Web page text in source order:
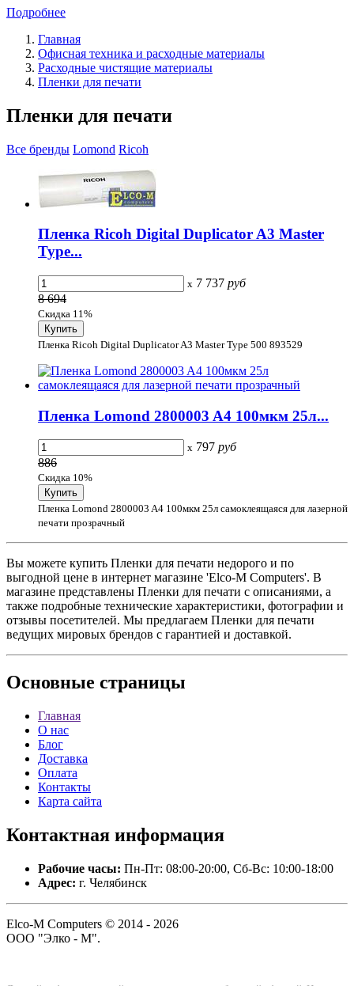
Подробнее
Главная
Офисная техника и расходные материалы
Расходные чистящие материалы
Пленки для печати
Пленки для печати
Все бренды Lomond Ricoh
Пленка Ricoh Digital Duplicator A3 Master
Type...
x 7 737 руб
8 694
Скидка 11%
Пленка Ricoh Digital Duplicator A3 Master Type 500 893529
Пленка Lomond 2800003 A4 100мкм 25л...
x 797 руб
886
Скидка 10%
Пленка Lomond 2800003 A4 100мкм 25л самоклеящаяся для лазерной
печати прозрачный
Вы можете купить Пленки для печати недорого и по
выгодной цене в интернет магазине 'Elco-M Computers'. В
магазине представлены Пленки для печати с описаниями, а
также подробные технические характеристики, фотографии и
отзывы посетителей. Мы предлагаем Пленки для печати
ведущих мировых брендов с гарантией и доставкой.
Основные страницы
Главная
О нас
Блог
Доставка
Оплата
Контакты
Карта сайта
Контактная информация
Рабочие часы: Пн-Пт: 08:00-20:00, Сб-Вс: 10:00-18:00
Адрес: г. Челябинск
Elco-M Computers © 2014 - 2026
ООО "Элко - М".